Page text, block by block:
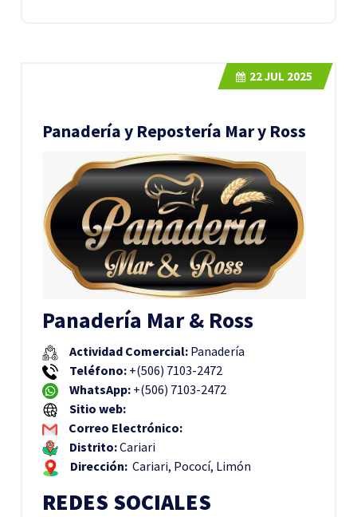
Panadería y Repostería Mar y Ross
22JUL 2025
Panadería Mar & Ross
Actividad Comercial: Panadería
Teléfono: +(506) 7103-2472
WhatsApp: +(506) 7103-2472
Sitio web:
Correo Electrónico:
Distrito:Cariari
Dirección: Cariari, Pococí, Limón
REDES SOCIALES